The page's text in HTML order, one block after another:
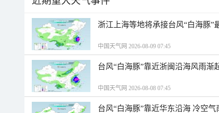
浙江上海等地将承接台风“白海豚”
中国天气网 2026-08-09 07:45
台风“白海豚”靠近浙闽沿海风雨渐
中国天气网 2026-08-08 07:45
台风“白海豚”靠近华东沿海 冷空